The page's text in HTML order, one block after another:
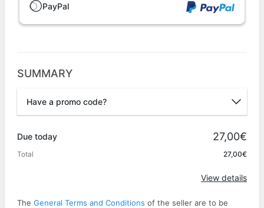
PayPal
SUMMARY
Have a promo code?
Due today 27,00€
Total 27,00€
View details
The General Terms and Conditions of the seller are to be